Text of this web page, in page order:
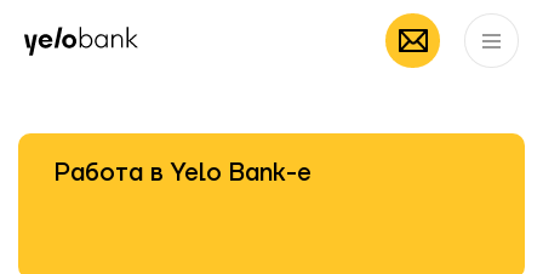
Частным лицам
Работа в Yelo Bank-е